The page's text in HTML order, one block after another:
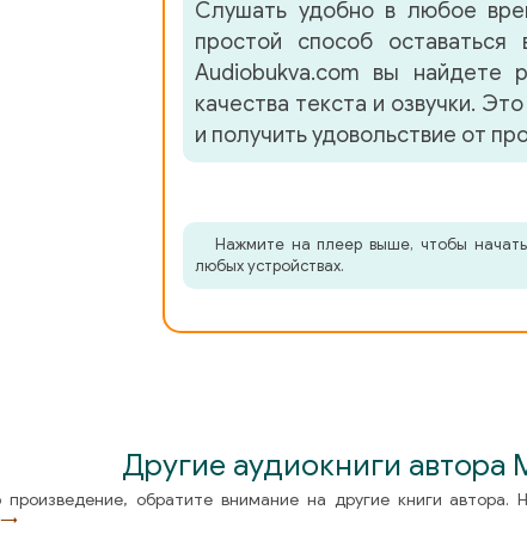
Слушать удобно в любое
простой способ
Audiobukva.com вы найдете
качества текста и озвучки.
и получить удовольствие от
Нажмите на плеер выше, чтобы
любых устройствах.
Другие аудиокниги автора
обратите внимание на другие книги
→